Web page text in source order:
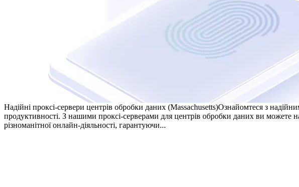
Надійні проксі-сервери центрів обробки даних (Massachusetts)Ознайомтеся з
продуктивності. З нашими проксі-серверами для центрів обробки даних ви можете
різноманітної онлайн-діяльності, гарантуючи...